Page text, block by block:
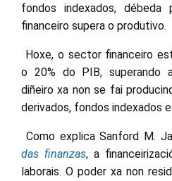
fondos indexados,
financeiro supera o produtivo.
Hoxe, o sector financeiro
o 20% do PIB, superando
diñeiro xa non se fai
derivados, fondos indexados
Como explica Sanford M.
das finanzas, a
laborais. O poder xa non